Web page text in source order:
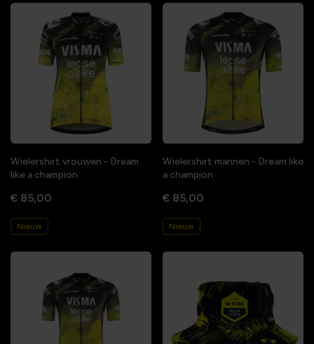
Wielershirt vrouwen - Dream
like a champion
€ 85,00
Nieuw
Wielershirt mannen - Dream like
a champion
€ 85,00
Nieuw